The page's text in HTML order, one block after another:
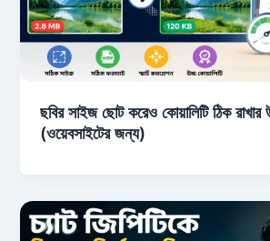
ছবির সাইজ ছোট করেও কোয়ালিটি ঠিক রাখার
(ওয়েবসাইটের জন্য)